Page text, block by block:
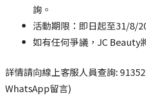
詢。
活動期限：即日起至31/8/
如有任何爭議，JC Beauty
詳情請向線上客服人員查詢:
WhatsApp留言)